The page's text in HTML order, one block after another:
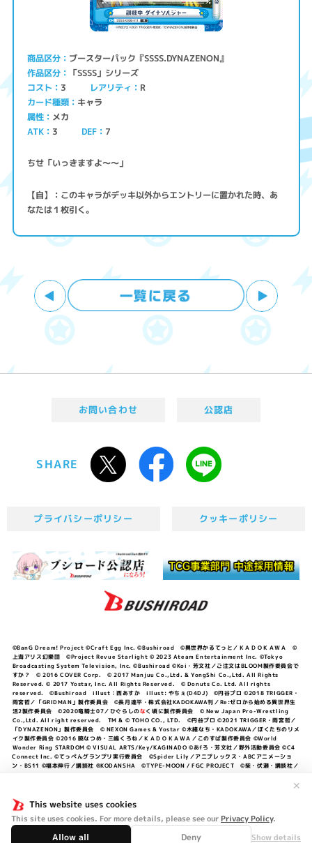
This website uses cookies
This site uses cookies. For more details, please see our Privacy Policy.
Allow all Deny Show details
✕
商品区分 ブースターパック『SSSS.DYNAZENON』
作品区分 「SSSS」シリーズ
コスト 3 レアリティ R
カード種類 キャラ
属性 メカ
ATK 3 DEF 7
ちせ「いっきますよ～～」
【自】：このキャラがデッキ以外からエントリーに置かれた時、あ
なたは１枚引く。
お問い合わせ 公認店
SHARE
プライバシーポリシー クッキーポリシー
©BanG Dream! Project ©Craft Egg Inc. ©Bushiroad ©異世界かるてっと／ＫＡＤＯＫＡＷＡ ©
上海アリス幻樂団 ©Project Revue Starlight © 2023 Ateam Entertainment Inc. ©Tokyo
Broadcasting System Television, Inc. ©Bushiroad ©Koi・芳文社／ご注文はBLOOM製作委員会で
すか？ © 2016 COVER Corp. © 2017 Manjuu Co.,Ltd. & YongShi Co.,Ltd. All Rights
Reserved. © 2017 Yostar, Inc. All Rights Reserved. © Donuts Co. Ltd. All rights
reserved. ©Bushiroad illust：西あすか illust: やちぇ(D4DJ) ©円谷プロ ©2018 TRIGGER・
雨宮哲／「GRIDMAN」製作委員会 ©長月達平・株式会社KADOKAWA刊／Re:ゼロから始める異世界生
活2製作委員会 ©2020竜騎士07／ひぐらしのなく頃に製作委員会 © New Japan Pro-Wrestling
Co.,Ltd. All right reserved. TM & © TOHO CO., LTD. ©円谷プロ ©2021 TRIGGER・雨宮哲／
「DYNAZENON」製作委員会 © NEXON Games & Yostar ©木緒なち・KADOKAWA／ぼくたちのリメ
イク製作委員会 ©2016 暁なつめ・三嶋くろね／ＫＡＤＯＫＡＷＡ／このすば製作委員会 ©World
Wonder Ring STARDOM © VISUAL ARTS/Key/KAGINADO ©あfろ・芳文社／野外活動委員会 ©C4
Connect Inc. ©てっぺんグランプリ実行委員会 ©Spider Lily／アニプレックス・ABCアニメーショ
ン・BS11 ©福本伸行／講談社 ®KODANSHA ©TYPE-MOON / FGC PROJECT ©柴・伏瀬・講談社／
©中村力斗・野澤ゆき子／集英社・君のことが大大大大大好きな製作委員会 ©IIS-P／ぽんのみち製作委
員会 ©円谷プロ ©2023 TRIGGER・雨宮哲／「劇場版グリッドマンユニバース」製作委員会 © NEXON
Games／アビドス商店街 ©プロジェクトラブライブ！蓮ノ空女学院スクールアイドルクラブ ©「勇気爆
発バーンブレイバーン」製作委員会